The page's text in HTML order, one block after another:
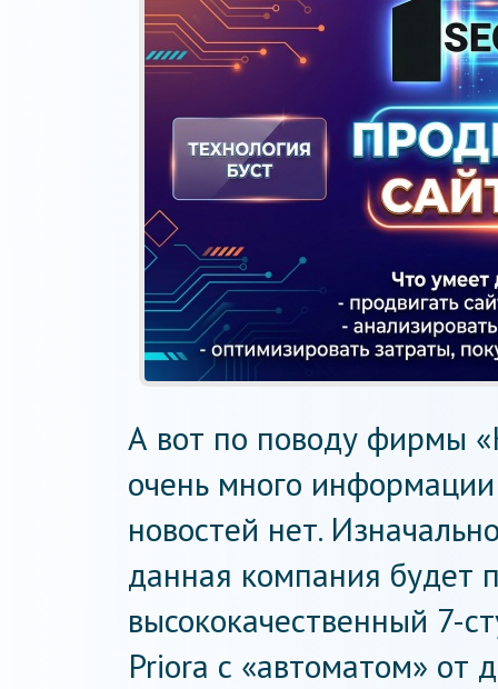
А вот по поводу фирмы
очень много
новостей нет.
данная компания будет
высококачественный 7-
Priora с «автоматом»